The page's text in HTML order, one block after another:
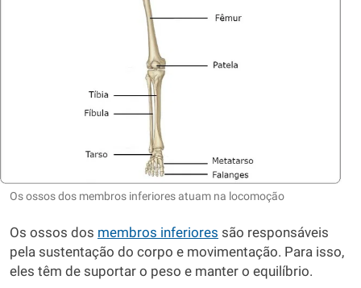
Os ossos dos membros inferiores atuam na locomoção
Os ossos dos membros inferiores são responsáveis
pela sustentação do corpo e movimentação. Para isso,
eles têm de suportar o peso e manter o equilíbrio.